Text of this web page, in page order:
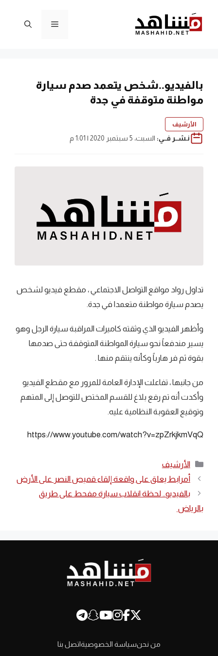
المحتوى
القائمة
بالفيديو..شخص يتعمد صدم سيارة
مواطنة متوقفة في جدة
الأرشيف
نـشــر فــي: السبت، 5 سبتمبر 2020 | 1:01 م
تداول رواد مواقع التواصل الاجتماعي ، مقطع فيديو لشخص
يصدم سيارة مواطنة متعمدا في جدة.
وأظهر الفيديو الذي وثقته كاميرات المراقبة سيارة الرجل وهو
يسير مندفعاً نحو سيارة المواطنة المتوقفة حتى صدمها
بقوة ثم فر هارباً وكأنه ينتقم منها .
من جانبها ، تفاعلت الإدارة العامة للمرور مع مقطع الفيديو
وأكدت أنه تم رفع بلاغ للقسم المختص للتوصل إلى المتهم
وتوقيع العقوبة النظامية عليه.
https://www.youtube.com/watch?v=zpZrkjkmVqQ
التصنيفات
الأرشيف
أمرابط يعلق على واقعة إلقاء قميص النصر على الأرض
بالفيديو.. لحظة انقلاب سيارة مفحط على طريق
بالرياض
من نحنسياسة الخصوصيةاتصل بنا